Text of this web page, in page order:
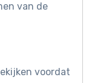
van de
voordat